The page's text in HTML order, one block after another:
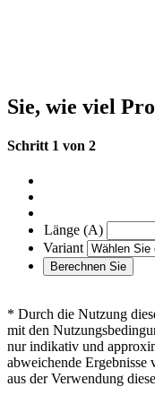
Sie, wie viel
Schritt 1 von 2
Länge (A)
Variant
* Durch die Nutzung
mit den
nur indikativ und
abweichende Ergebnisse
aus der Verwendung